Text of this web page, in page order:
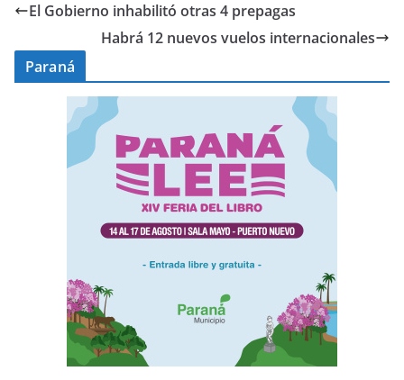
El Gobierno inhabilitó otras 4 prepagas
Habrá 12 nuevos vuelos internacionales
Paraná